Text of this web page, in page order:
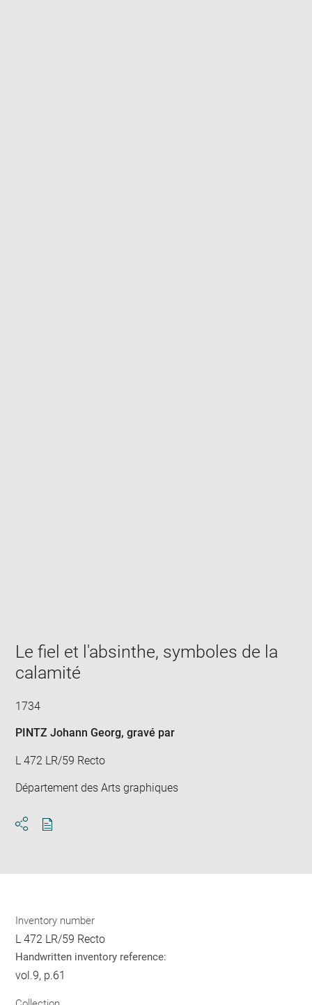
window
Le fiel et l'absinthe, symboles de la
calamité
1734
PINTZ Johann Georg, gravé par
L 472 LR/59 Recto
Département des Arts graphiques
Inventory number
L 472 LR/59 Recto
Handwritten inventory reference:
vol.9, p.61